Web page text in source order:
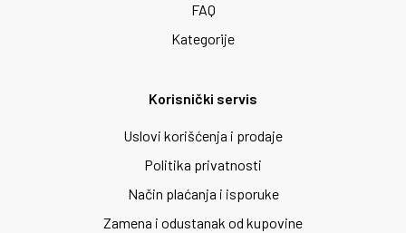
FAQ
Kategorije
Korisnički servis
Uslovi korišćenja i prodaje
Politika privatnosti
Način plaćanja i isporuke
Zamena i odustanak od kupovine